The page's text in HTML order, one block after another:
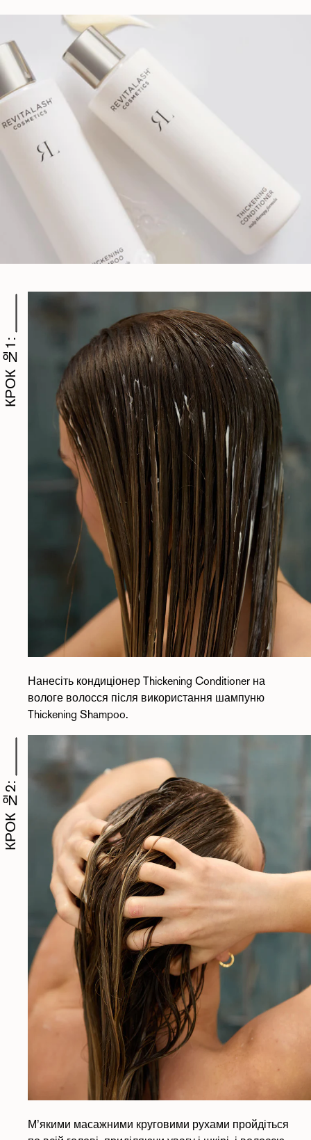
КРОК №1:
Нанесіть кондиціонер Thickening Conditioner на
вологе волосся після використання шампуню
Thickening Shampoo.
КРОК №2:
М’якими масажними круговими рухами пройдіться